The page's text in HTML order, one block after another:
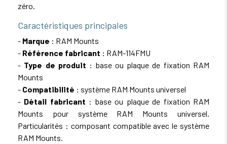
zéro.
Caractéristiques principales
- Marque : RAM Mounts
- Référence fabricant : RAM-114FMU
- Type de produit : base ou plaque de fixation RAM
Mounts
- Compatibilité : système RAM Mounts universel
- Détail fabricant : base ou plaque de fixation RAM
Mounts pour système RAM Mounts universel.
Particularités : composant compatible avec le système
RAM Mounts.